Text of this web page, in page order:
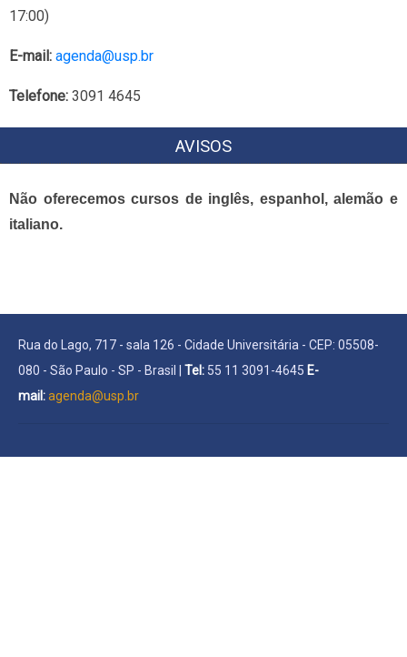
17:00)
E-mail: agenda@usp.br
Telefone: 3091 4645
AVISOS
Não oferecemos cursos de inglês, espanhol, alemão e
italiano.
Rua do Lago, 717 - sala 126 - Cidade Universitária - CEP: 05508-
080 - São Paulo - SP - Brasil | Tel: 55 11 3091-4645 E-
mail:agenda@usp.br